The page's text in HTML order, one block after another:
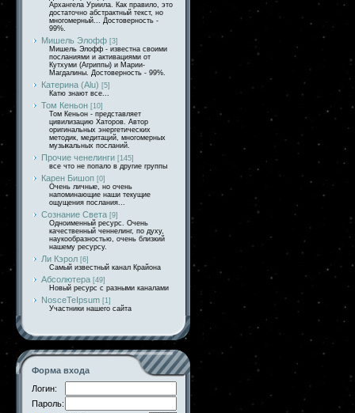
Архангела Уриила. Как правило, это
достаточно абстрактный текст, но
многомерный... Достоверность -
99%.
Мишель Элофф [3]
Мишель Элофф - известна своими
посланиями и активациями от
Кутхуми (Агриппы) и Марии-
Магдалины. Достоверность - 99%.
Катерина (Alu) [5]
Катю знают все...
Том Кеньон [10]
Том Кеньон - представляет
цивилизацию Хаторов. Автор
оригинальных энергетических
методик, медитаций, многомерных
музыкальных посланий.
Прочие ченелинги [145]
все что не попало в другие группы
Карен Бишоп [0]
Очень личные, но очень
напоминающие наши текущие
ощущения послания...
Сознание Света [9]
Одноименный ресурс. Очень
качественный ченнелинг, по духу,
наукообразностью, очень близкий
нашему ресурсу.
Ли Кэрол [6]
Самый известный канал Крайона
Абсолютера [49]
Новый ресурс с разными каналами
NosceTeIpsum [1]
Участники нашего сайта
Форма входа
Логин:
Пароль: